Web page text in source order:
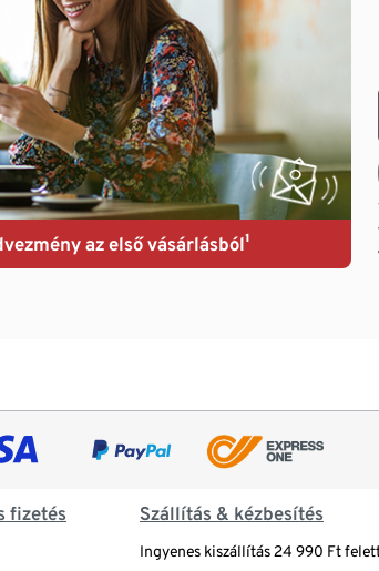
az első vásárlásból¹
fizetés Szállítás & kézbesítés
Ingyenes kiszállítás 24 990 Ft